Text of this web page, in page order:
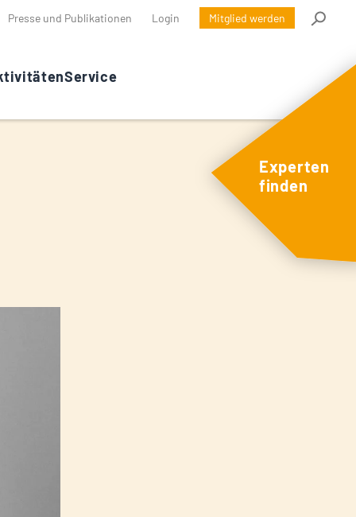
Presse und Publikationen Login Mitglied werden
Service
Experten
finden